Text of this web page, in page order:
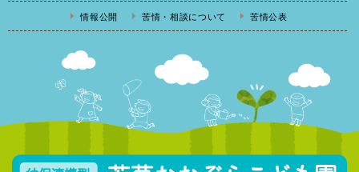
情報公開 苦情・相談について 苦情公表